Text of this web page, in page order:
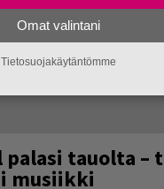
palasi tauolta –
musiikki
Omat valintani
Tietosuojakäytäntömme